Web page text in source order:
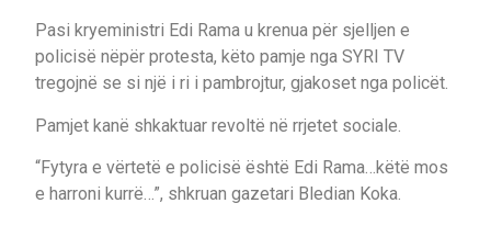
Pasi kryeministri Edi Rama u krenua për sjelljen e
policisë nëpër protesta, këto pamje nga SYRI TV
tregojnë se si një i ri i pambrojtur, gjakoset nga policët.
Pamjet kanë shkaktuar revoltë në rrjetet sociale.
“Fytyra e vërtetë e policisë është Edi Rama…këtë mos
e harroni kurrë…”, shkruan gazetari Bledian Koka.